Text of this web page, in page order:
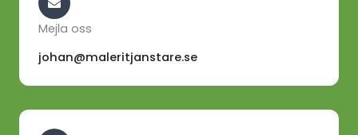
Mejla oss
johan@maleritjanstare.se